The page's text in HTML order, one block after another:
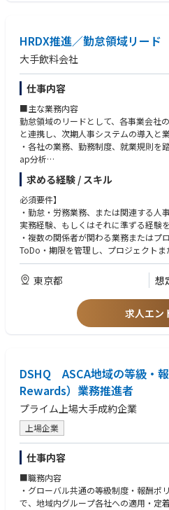
法改正情報対応
労務関連臨検対応
成
・「人事×DX」の専門性を、実務を通
【組織のミッション】
・次期人事システムの導入を通じて、
する
・業務・制度・システムの観点から、
とデータ活用を実現する
HRDX推進／勤怠領域リード
大手飲料会社
仕事内容
■主な業務内容
勤怠領域のリードとして、各事業会社
と連携し、次期人事システムの導入と
・各社の業務、勤務制度、就業規則を
ap分析
・グループ標準を見据えた勤怠業務・
リード
・テスト計画、受入テスト、移行準備
ム導入に伴うプロジェクトマネジメント
・意思決定に必要な資料作成、進捗・
・リリース後の安定運用、継続的な業
の推進
て調整します。
【魅力ポイント】
・アサヒグループ全体に影響する大規
・人事制度／業務／システムを横断的
成
・「人事×DX」の専門性を、実務を通
【組織のミッション】
・次期人事システムの導入を通じて、
する
・業務・制度・システムの観点から、
とデータ活用を実現する
求める経験 / スキル
必須要件】
・勤怠・労務業務、または関連する人
実務経験、もしくはそれに準ずる経験
・複数の関係者が関わる業務またはプ
ToDo・期限を管理し、プロジェクト
【歓迎要件】
・SAP SuccessFactors、SAP HCM、
する知見、または導入・運用プロジェ
・業務改善、BPR、DX、または業務標
・複数の事業会社・拠点を対象とした
【求める人物像】
・不確実な状況でも自ら課題を整理し
・関係者を巻き込みながら粘り強く推
・全体最適の視点で業務改善に取り組め
・変化を前向きに受け止め、新しい業
東京都 想
求人エン
DSHQ ASCA地域の等級・
Rewards）業務推進者
プライム上場大手成約企業
上場企業
仕事内容
■職務内容
・グローバル共通の等級制度・報酬ポ
で、地域内グループ各社への適用・定